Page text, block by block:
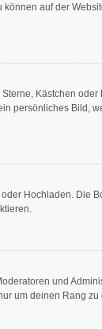
auf der
Kästchen oder
persönliches Bild,
Hochladen. Die
und
um deinen Rang